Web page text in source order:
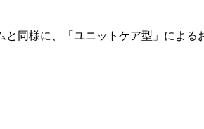
同様に、「ユニットケア型」によ